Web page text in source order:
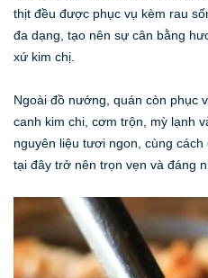
thịt đều được phục vụ kèm rau
đa dạng, tạo nên sự cân bằng
xứ kim chị.
Ngoài đồ nướng, quán còn phục
canh kim chi, cơm trộn, mỳ lạnh
nguyên liệu tươi ngon, cùng
tại đây trở nên trọn vẹn và đáng